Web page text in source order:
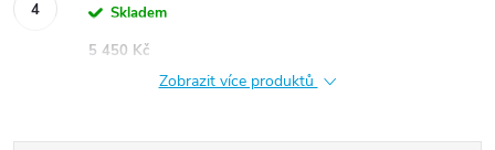
Skladem
5 450 Kč
Zobrazit více produktů